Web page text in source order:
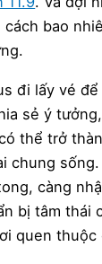
bao
đi lấy vé
sẻ ý
thể trở
chung sống.
càng
bị tâm thái
quen thuộc